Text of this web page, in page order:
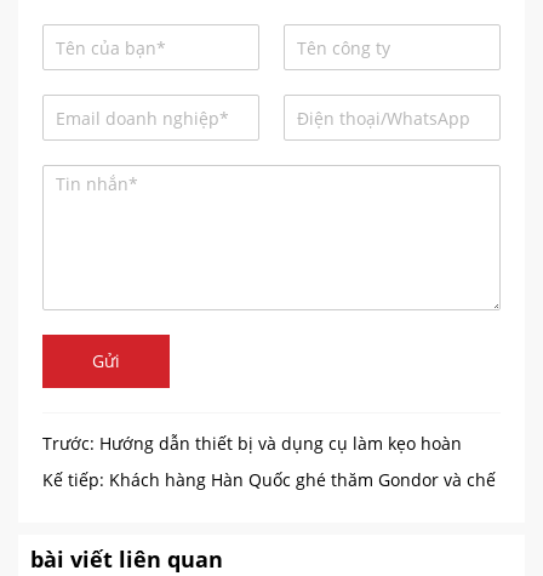
Gửi
Trước: Hướng dẫn thiết bị và dụng cụ làm kẹo hoàn
chỉnh cho các nhà máy kẹo
Kế tiếp: Khách hàng Hàn Quốc ghé thăm Gondor và chế
bài viết liên quan